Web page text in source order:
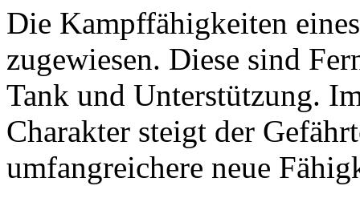
Die Kampffähigkeiten
zugewiesen. Diese sind
Tank und Unterstützung.
Charakter steigt der
umfangreichere neue